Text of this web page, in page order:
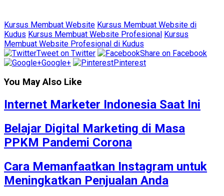
Kursus Membuat Website Kursus Membuat Website di
Kudus Kursus Membuat Website Profesional Kursus
Membuat Website Profesional di Kudus
Tweet on Twitter
Share on Facebook
Google+
Pinterest
You May Also Like
Internet Marketer Indonesia Saat Ini
Belajar Digital Marketing di Masa
PPKM Pandemi Corona
Cara Memanfaatkan Instagram untuk
Meningkatkan Penjualan Anda